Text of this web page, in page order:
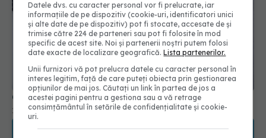
Ce efect are metformin asupra creierului
11 feb 2026, 21:51
Datele dvs. cu caracter personal vor fi prelucrate, iar
informațiile de pe dispozitiv (cookie-uri, identificatori unici
și alte date de pe dispozitiv) pot fi stocate, accesate de și
trimise către 224 de parteneri sau pot fi folosite în mod
specific de acest site. Noi și partenerii noștri putem folosi
date exacte de localizare geografică.Lista partenerilor.
Unii furnizori vă pot prelucra datele cu caracter personal în
interes legitim, față de care puteți obiecta prin gestionarea
opțiunilor de mai jos. Căutați un link în partea de jos a
acestei pagini pentru a gestiona sau a vă retrage
consimțământul în setările de confidențialitate și cookie-
uri.